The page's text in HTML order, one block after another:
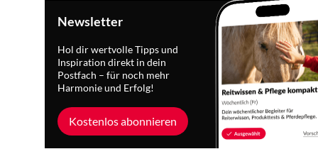
Newsletter
Hol dir wertvolle Tipps und
Inspiration direkt in dein
Postfach – für noch mehr
Harmonie und Erfolg!
Kostenlos abonnieren